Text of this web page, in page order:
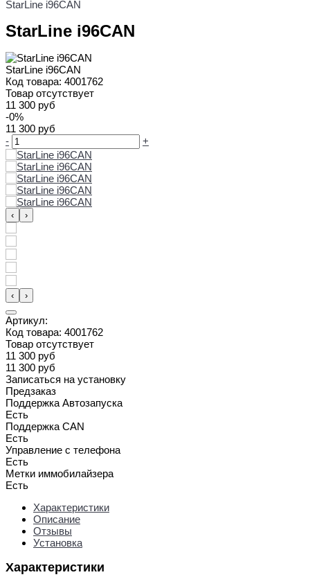
StarLine i96CAN
StarLine i96CAN
StarLine i96CAN
Код товара: 4001762
Товар отсутствует
11 300 руб
-0%
11 300 руб
-
+
‹ ›
‹ ›
Артикул:
Код товара: 4001762
Товар отсутствует
11 300 руб
11 300 руб
Записаться на установку
Предзаказ
Поддержка Автозапуска
Есть
Поддержка CAN
Есть
Управление с телефона
Есть
Метки иммобилайзера
Есть
Характеристики
Описание
Отзывы
Установка
Характеристики